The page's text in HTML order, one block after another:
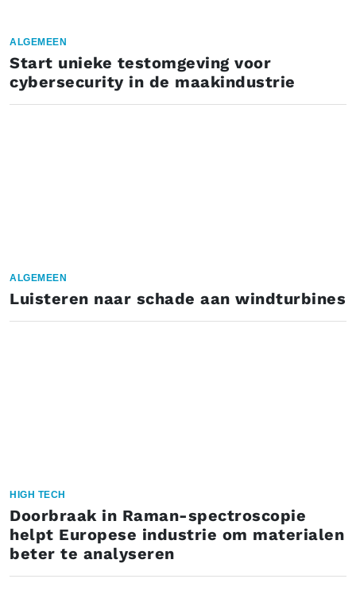
ALGEMEEN
Start unieke testomgeving voor
cybersecurity in de maakindustrie
ALGEMEEN
Luisteren naar schade aan windturbines
HIGH TECH
Doorbraak in Raman-spectroscopie
helpt Europese industrie om materialen
beter te analyseren